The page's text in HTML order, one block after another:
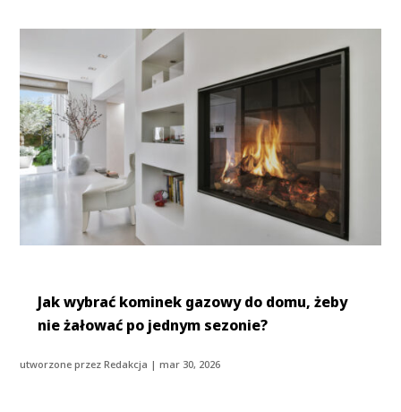
Jak wybrać kominek gazowy do domu, żeby
nie żałować po jednym sezonie?
utworzone przezRedakcja |mar 30, 2026